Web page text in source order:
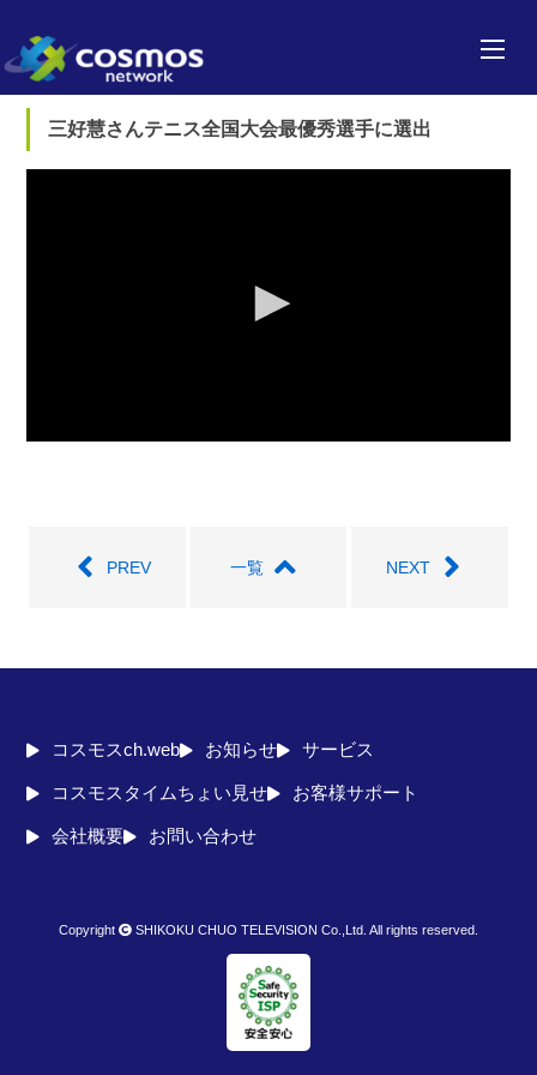
三好慧さんテニス全国大会最優秀選手に選出
PREV 一覧 NEXT
コスモスch.web お知らせ サービス
コスモスタイムちょい見せ お客様サポート
会社概要 お問い合わせ
Copyright SHIKOKU CHUO TELEVISION Co.,Ltd. All rights reserved.